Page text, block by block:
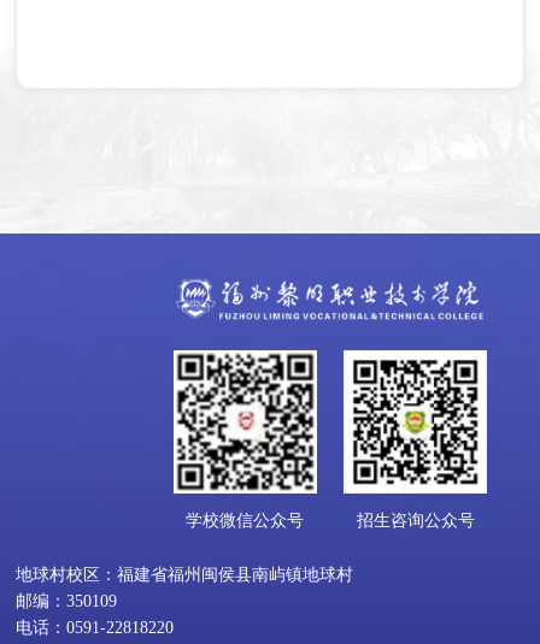
学校微信公众号 招生咨询公众号
地球村校区：福建省福州闽侯县南屿镇地球村
邮编：350109
电话：0591-22818220